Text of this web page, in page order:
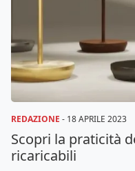
REDAZIONE - 18 APRILE 2023
Scopri la praticità
ricaricabili